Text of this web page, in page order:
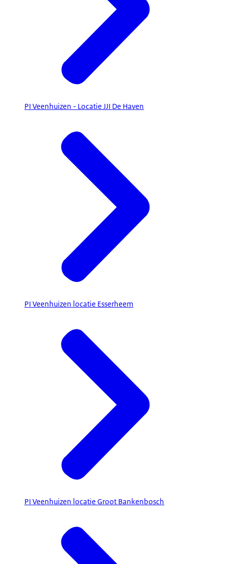
PI Veenhuizen - Locatie JJI De Haven
PI Veenhuizen locatie Esserheem
PI Veenhuizen locatie Groot Bankenbosch